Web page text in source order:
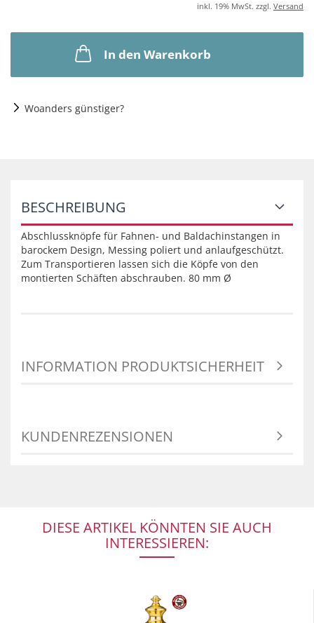
inkl. 19% MwSt. zzgl. Versand
In den Warenkorb
Woanders günstiger?
BESCHREIBUNG
Abschlussknöpfe für Fahnen- und Baldachinstangen in
barockem Design, Messing poliert und anlaufgeschützt.
Zum Transportieren lassen sich die Köpfe von den
montierten Schäften abschrauben. 80 mm Ø
INFORMATION PRODUKTSICHERHEIT
KUNDENREZENSIONEN
DIESE ARTIKEL KÖNNTEN SIE AUCH
INTERESSIEREN: